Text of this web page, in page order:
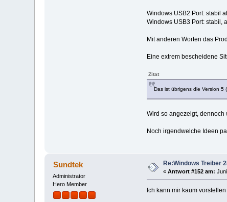
Windows USB2 Port: stabil
Windows USB3 Port: stabil,
Mit anderen Worten das
Eine extrem bescheidene
Zitat
Das ist übrigens die Version 5
Wird so angezeigt, dennoch
Noch irgendwelche Ideen
Sundtek
Administrator
Hero Member
Re:Windows Treiber
«Antwort #152 am:
Ich kann mir kaum